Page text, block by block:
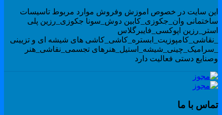
سایت در خصوص اموزش وفروش موارد مربوط تاسیسات
وان_جکوزی_کابین دوش_سونا جکوزی_رزین پلی
اپوکسی_فایبرگلاس
های شیشه ای و تزیینی
تجسمی_نقاشی_هنر
دستی فعالیت دارد
با ما